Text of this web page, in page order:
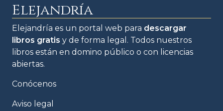
Elejandría
Elejandría es un portal web para descargar
libros gratis y de forma legal. Todos nuestros
libros están en domino público o con licencias
abiertas.
Conócenos
Aviso legal